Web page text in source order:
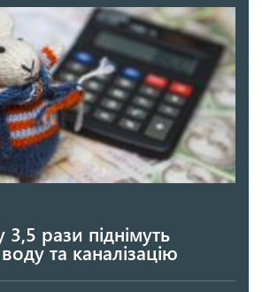
3,5 рази піднімуть
та каналізацію